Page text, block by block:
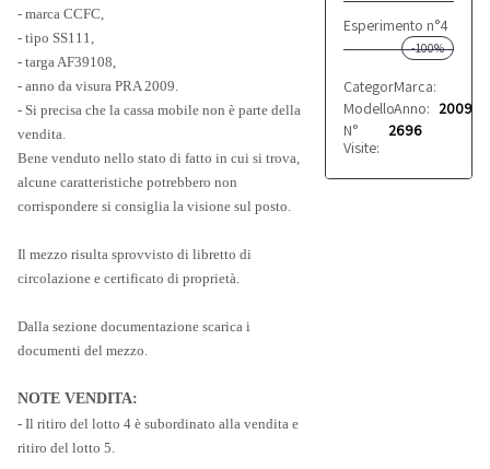
Esperimento n°4
-100%
Categoria: Rimorchi
Marca:
Modello: SS111
Anno: 2009
N°
Visite:
2696
- marca CCFC,
- tipo SS111,
- targa AF39108,
- anno da visura PRA 2009.
- Si precisa che la cassa mobile non è parte della
vendita.
Bene venduto nello stato di fatto in cui si trova,
alcune caratteristiche potrebbero non
corrispondere si consiglia la visione sul posto.
Il mezzo risulta sprovvisto di libretto di
circolazione e certificato di proprietà.
Dalla sezione documentazione scarica i
documenti del mezzo.
NOTE VENDITA:
- Il ritiro del lotto 4 è subordinato alla vendita e
ritiro del lotto 5.